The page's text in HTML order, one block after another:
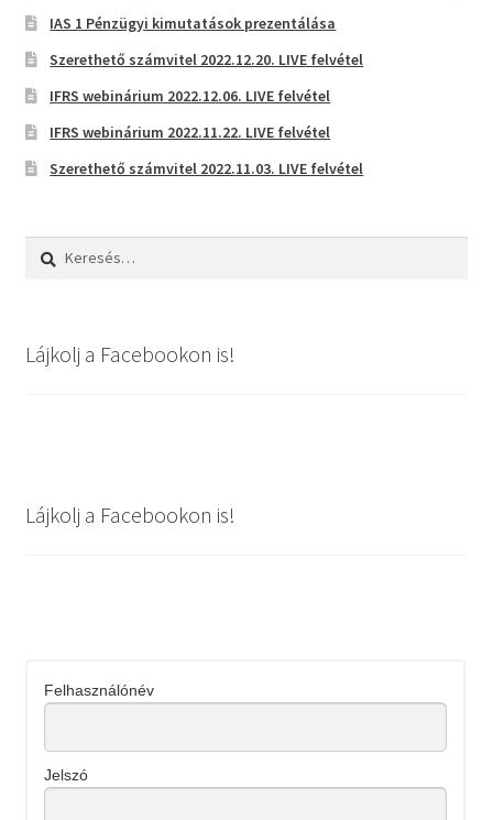
IAS 1 Pénzügyi kimutatások prezentálása
Szerethető számvitel 2022.12.20. LIVE felvétel
IFRS webinárium 2022.12.06. LIVE felvétel
IFRS webinárium 2022.11.22. LIVE felvétel
Szerethető számvitel 2022.11.03. LIVE felvétel
Keresés:
Lájkolj a Facebookon is!
Lájkolj a Facebookon is!
Felhasználónév
Jelszó